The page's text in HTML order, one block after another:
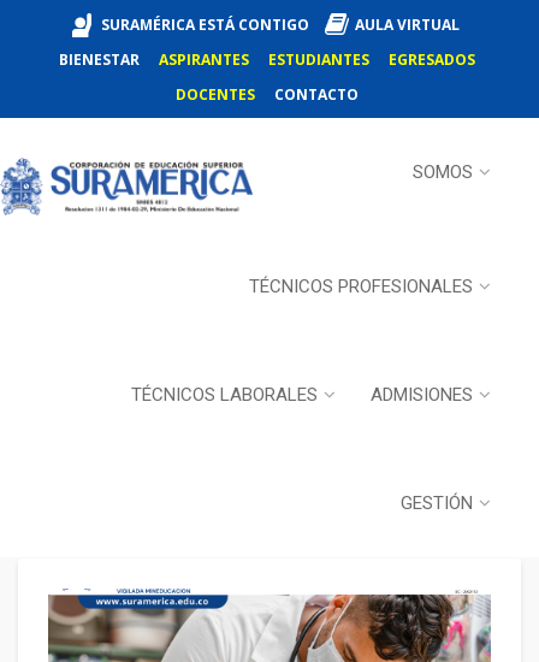
SURAMÉRICA ESTÁ CONTIGO
AULA VIRTUAL
BIENESTAR
ASPIRANTES ESTUDIANTES
EGRESADOS
DOCENTES
CONTACTO
SOMOS
TÉCNICOS PROFESIONALES
TÉCNICOS LABORALES ADMISIONES
GESTIÓN